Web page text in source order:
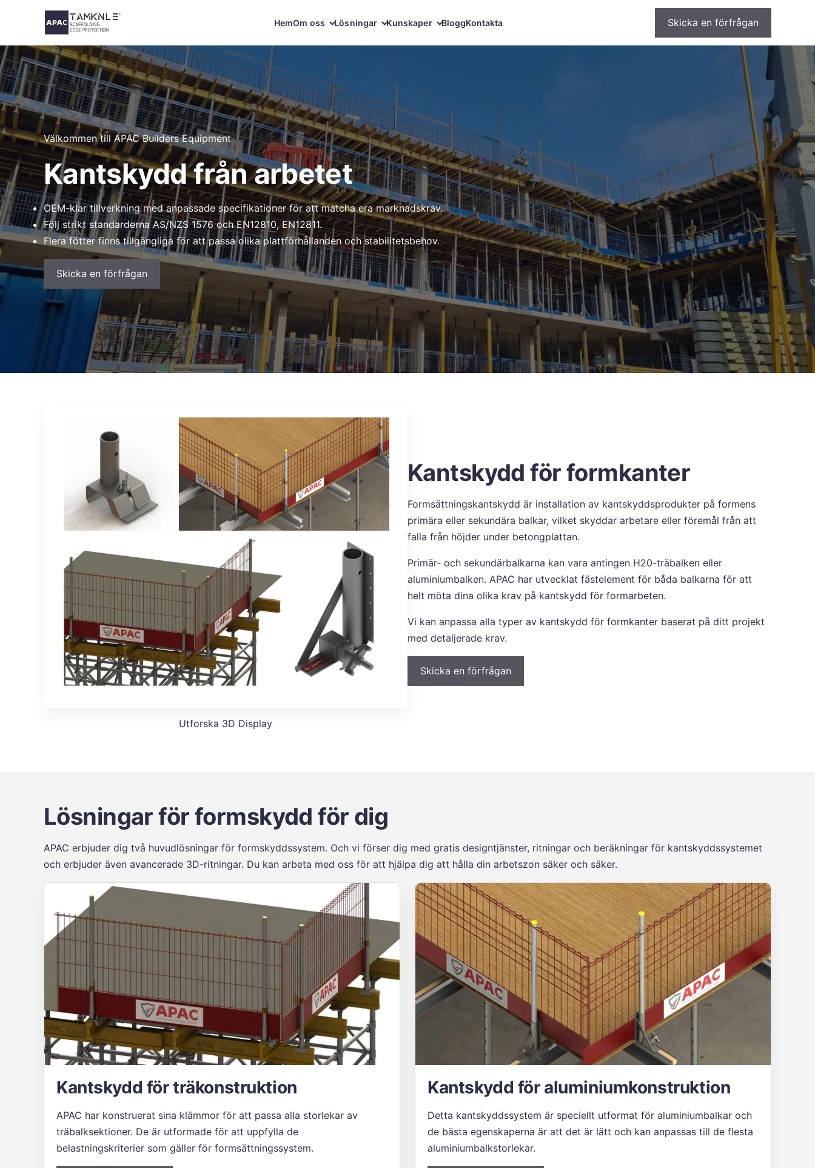
HemOm oss Lösningar Kunskaper BloggKontakta Skicka en förfrågan
Välkommen till APAC Builders Equipment
Kantskydd från arbetet
OEM-klar tillverkning med anpassade specifikationer för att matcha era marknadskrav.
Följ strikt standarderna AS/NZS 1576 och EN12810, EN12811.
Flera fötter finns tillgängliga för att passa olika plattförhållanden och stabilitetsbehov.
Skicka en förfrågan
Utforska 3D Display
Kantskydd för formkanter
Formsättningskantskydd är installation av kantskyddsprodukter på formens
primära eller sekundära balkar, vilket skyddar arbetare eller föremål från att
falla från höjder under betongplattan.
Primär- och sekundärbalkarna kan vara antingen H20-träbalken eller
aluminiumbalken. APAC har utvecklat fästelement för båda balkarna för att
helt möta dina olika krav på kantskydd för formarbeten.
Vi kan anpassa alla typer av kantskydd för formkanter baserat på ditt projekt
med detaljerade krav.
Skicka en förfrågan
Lösningar för formskydd för dig
APAC erbjuder dig två huvudlösningar för formskyddssystem. Och vi förser dig med gratis designtjänster, ritningar och beräkningar för kantskyddssystemet
och erbjuder även avancerade 3D-ritningar. Du kan arbeta med oss för att hjälpa dig att hålla din arbetszon säker och säker.
Kantskydd för träkonstruktion
APAC har konstruerat sina klämmor för att passa alla storlekar av
träbalksektioner. De är utformade för att uppfylla de
belastningskriterier som gäller för formsättningssystem.
Kantskydd för aluminiumkonstruktion
Detta kantskyddssystem är speciellt utformat för aluminiumbalkar och
de bästa egenskaperna är att det är lätt och kan anpassas till de flesta
aluminiumbalkstorlekar.